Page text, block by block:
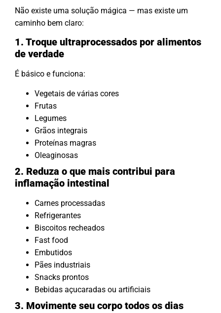
Não existe uma solução mágica — mas existe um
caminho bem claro:
1. Troque ultraprocessados por alimentos
de verdade
É básico e funciona:
Vegetais de várias cores
Frutas
Legumes
Grãos integrais
Proteínas magras
Oleaginosas
2. Reduza o que mais contribui para
inflamação intestinal
Carnes processadas
Refrigerantes
Biscoitos recheados
Fast food
Embutidos
Pães industriais
Snacks prontos
Bebidas açucaradas ou artificiais
3. Movimente seu corpo todos os dias